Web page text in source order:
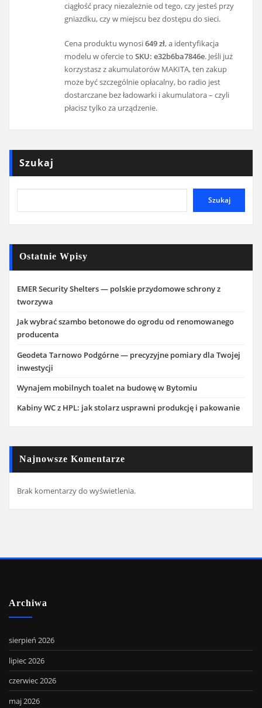
ciągłość pracy niezależnie od tego, czy jesteś przy
gniazdku, czy w miejscu bez dostępu do sieci.
Cena produktu wynosi649 zł, a identyfikacja
modelu w ofercie toSKU: e32b6ba7846e. Jeśli już
korzystasz z akumulatorów MAKITA, ten zakup
może być szczególnie opłacalny, bo radio jest
dostarczane bez ładowarki i akumulatora – czyli
płacisz tylko za urządzenie.
Szukaj
Szukaj
Ostatnie Wpisy
EMER Security Shelters — polskie przydomowe schrony z
tworzywa
Jak wybrać szambo betonowe do ogrodu od renomowanego
producenta
Geodeta Tarnowo Podgórne — precyzyjne pomiary dla Twojej
inwestycji
Wynajem mobilnych toalet na budowę w Bytomiu
Kabiny WC z HPL: jak stolarz usprawni produkcję i pakowanie
Najnowsze Komentarze
Brak komentarzy do wyświetlenia.
Archiwa
sierpień 2026
lipiec 2026
czerwiec 2026
maj 2026